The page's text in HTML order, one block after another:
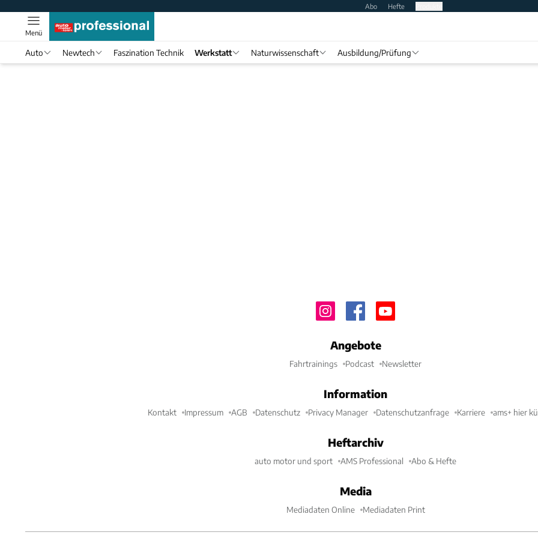
Abo Hefte
Menü
Auto Newtech Faszination Technik Werkstatt Naturwissenschaft Ausbildung/Prüfung
Angebote
Fahrtrainings Podcast Newsletter
Information
Kontakt Impressum AGB Datenschutz Privacy Manager Datenschutzanfrage Karriere ams+ hier
Heftarchiv
auto motor und sport AMS Professional Abo & Hefte
Media
Mediadaten Online Mediadaten Print